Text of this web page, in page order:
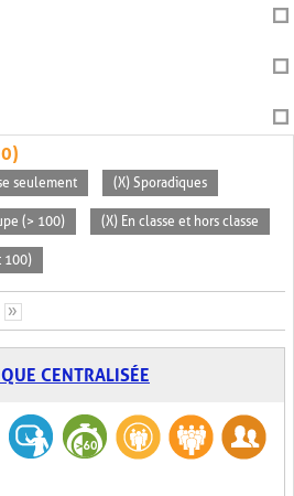
seulement (X) Sporadiques
(> 100) (X) En classe et hors classe
100)
»
CENTRALISÉE